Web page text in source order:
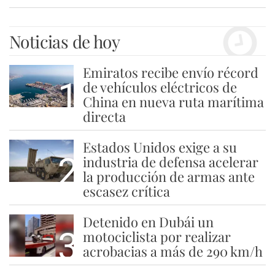
Noticias de hoy
1
Emiratos recibe envío récord
de vehículos eléctricos de
China en nueva ruta marítima
directa
2
Estados Unidos exige a su
industria de defensa acelerar
la producción de armas ante
escasez crítica
3
Detenido en Dubái un
motociclista por realizar
acrobacias a más de 290 km/h